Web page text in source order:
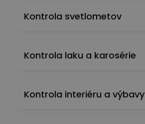
Kontrola svetlometov
Kontrola laku a karosérie
Kontrola interiéru a výbavy